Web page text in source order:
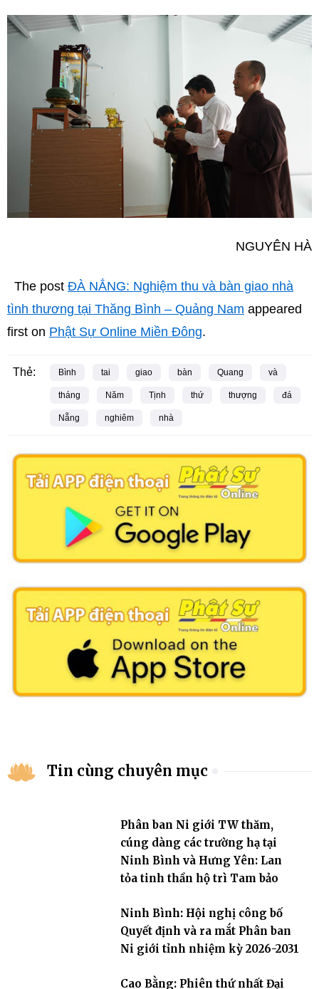
NGUYÊN HÀ
The post ĐÀ NẲNG: Nghiệm thu và bàn giao nhà
tình thương tại Thăng Bình – Quảng Nam appeared
first on Phật Sự Online Miền Đông.
Thẻ: Bình tai giao bàn Quang và
tháng Năm Tịnh thứ thượng đá
Nẵng nghiêm nhà
Tin cùng chuyên mục
Phân ban Ni giới TW thăm,
cúng dàng các trường hạ tại
Ninh Bình và Hưng Yên: Lan
tỏa tinh thần hộ trì Tam bảo
Ninh Bình: Hội nghị công bố
Quyết định và ra mắt Phân ban
Ni giới tỉnh nhiệm kỳ 2026-2031
Cao Bằng: Phiên thứ nhất Đại